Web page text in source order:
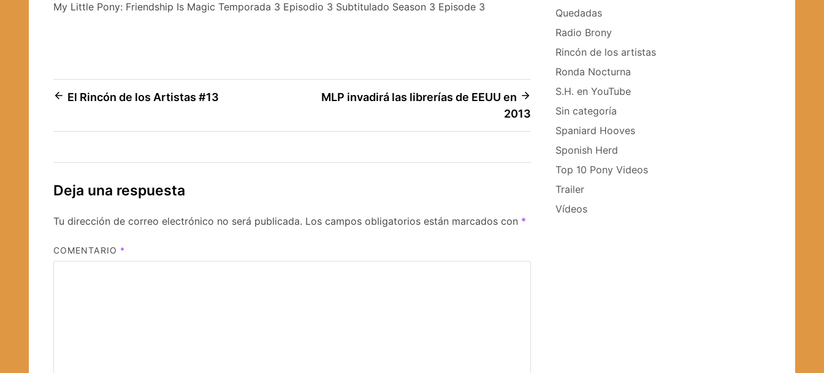
My Little Pony: Friendship Is Magic Temporada 3 Episodio 3 Subtitulado Season 3 Episode 3
Navegación
El Rincón de los Artistas #13
MLP invadirá las librerías de EEUU en
2013
Deja una respuesta
Tu dirección de correo electrónico no será publicada. Los campos obligatorios están marcados con *
COMENTARIO *
Quedadas
Radio Brony
Rincón de los artistas
Ronda Nocturna
S.H. en YouTube
Sin categoría
Spaniard Hooves
Sponish Herd
Top 10 Pony Videos
Trailer
Vídeos